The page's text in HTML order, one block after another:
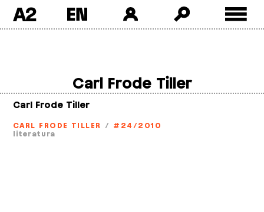
A2
Carl Frode Tiller
Carl Frode Tiller
CARL FRODE TILLER / #24/2010
literatura